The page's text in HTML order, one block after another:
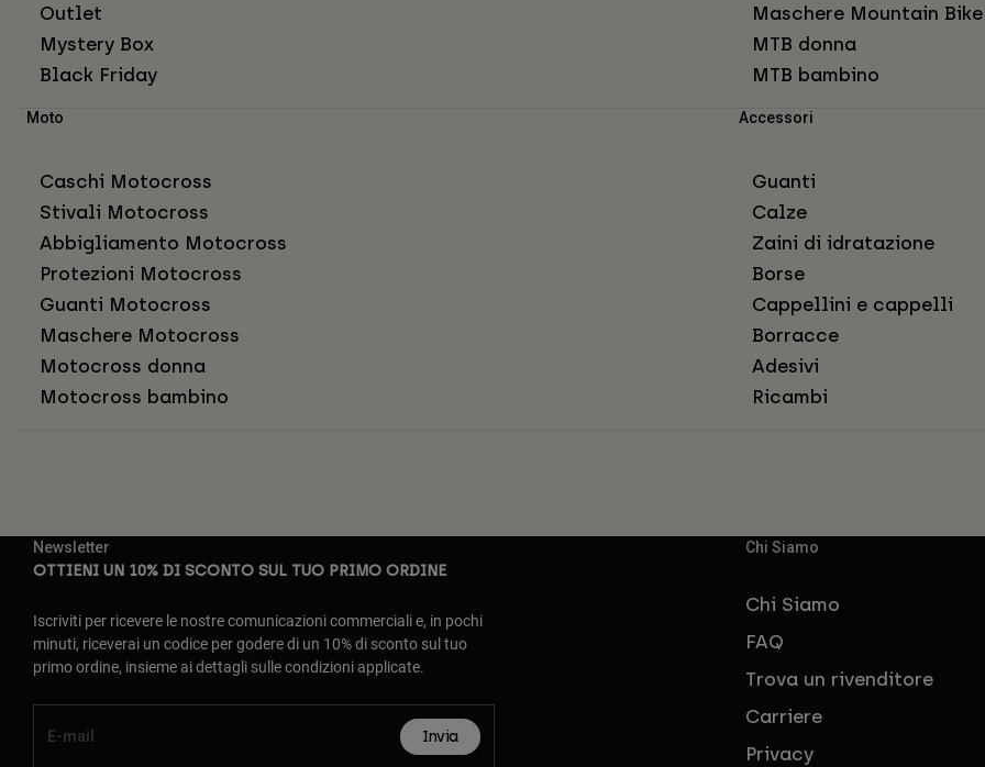
Outlet
Mystery Box
Black Friday
Maschere Mountain Bike
MTB donna
MTB bambino
Moto
Caschi Motocross
Stivali Motocross
Abbigliamento Motocross
Protezioni Motocross
Guanti Motocross
Maschere Motocross
Motocross donna
Motocross bambino
Accessori
Guanti
Calze
Zaini di idratazione
Borse
Cappellini e cappelli
Borracce
Adesivi
Ricambi
Newsletter
OTTIENI UN 10% DI SCONTO SUL TUO PRIMO ORDINE
Iscriviti per ricevere le nostre comunicazioni commerciali e, in pochi
minuti, riceverai un codice per godere di un 10% di sconto sul tuo
primo ordine, insieme ai dettagli sulle condizioni applicate.
Invia
Chi Siamo
Chi Siamo
FAQ
Trova un rivenditore
Carriere
Privacy